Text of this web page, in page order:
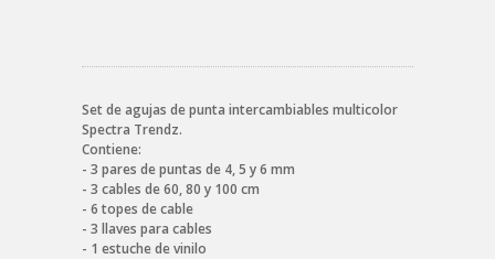
Set de agujas de punta intercambiables multicolor
Spectra Trendz.
Contiene:
- 3 pares de puntas de 4, 5 y 6 mm
- 3 cables de 60, 80 y 100 cm
- 6 topes de cable
- 3 llaves para cables
- 1 estuche de vinilo